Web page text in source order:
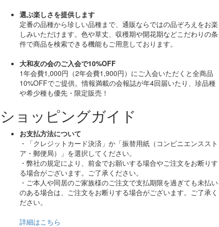
選ぶ楽しさを提供します
定番の品種から珍しい品種まで、通販ならではの品ぞろえをお楽
しみいただけます。色や草丈、収穫期や開花期などこだわりの条
件で商品を検索できる機能もご用意しております。
大和友の会のご入会で10%OFF
1年会費1,000円（2年会費1,900円）にご入会いただくと全商品
10%OFFでご提供。情報満載の会報誌が年4回届いたり、珍品種
や希少種も優先・限定販売！
ショッピングガイド
お支払方法について
・「クレジットカード決済」か「振替用紙（コンビニエンススト
ア・郵便局）」を選択してください。
・弊社の規定により、前金でお願いする場合やご注文をお断りす
る場合がございます。ご了承ください。
・ご本人や同居のご家族様のご注文で支払期限を過ぎても未払い
のある場合は、ご注文をお断りする場合がございます。ご了承く
ださい。
詳細はこちら